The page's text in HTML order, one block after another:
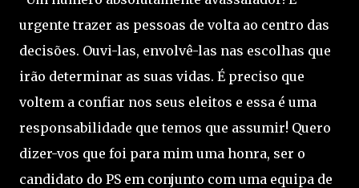
urgente trazer as pessoas de volta ao centro das
decisões. Ouvi-las, envolvê-las nas escolhas que
irão determinar as suas vidas. É preciso que
voltem a confiar nos seus eleitos e essa é uma
responsabilidade que temos que assumir! Quero
dizer-vos que foi para mim uma honra, ser o
candidato do PS em conjunto com uma equipa de